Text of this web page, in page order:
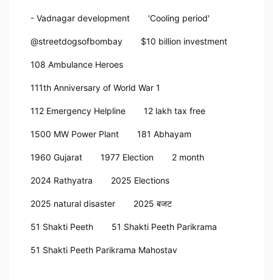
- Vadnagar development 'Cooling period'
@streetdogsofbombay $10 billion investment
108 Ambulance Heroes
111th Anniversary of World War 1
112 Emergency Helpline 12 lakh tax free
1500 MW Power Plant 181 Abhayam
1960 Gujarat 1977 Election 2 month
2024 Rathyatra 2025 Elections
2025 natural disaster 2025 बजट
51 Shakti Peeth 51 Shakti Peeth Parikrama
51 Shakti Peeth Parikrama Mahostav